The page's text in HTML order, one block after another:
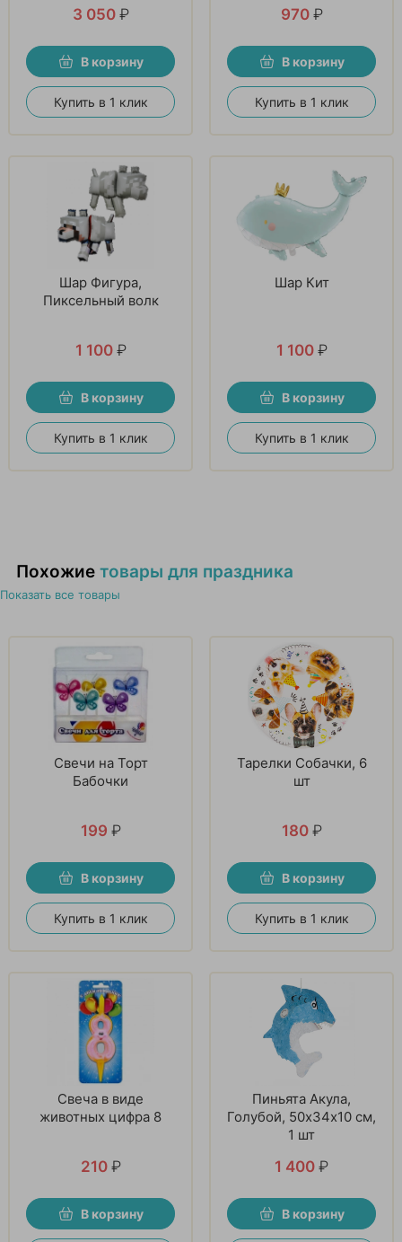
3 050 ₽
В корзину
Купить в 1 клик
970 ₽
В корзину
Купить в 1 клик
Шар Фигура,
Пиксельный волк
1 100 ₽
В корзину
Купить в 1 клик
Шар Кит
1 100 ₽
В корзину
Купить в 1 клик
Похожие товары для праздника
Показать все товары
Свечи на Торт
Бабочки
199 ₽
В корзину
Купить в 1 клик
Тарелки Собачки, 6
шт
180 ₽
В корзину
Купить в 1 клик
Свеча в виде
животных цифра 8
210 ₽
В корзину
Пиньята Акула,
Голубой, 50х34х10 см,
1 шт
1 400 ₽
В корзину